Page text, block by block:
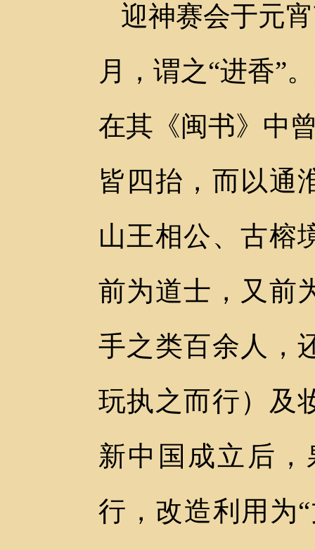
迎神赛会于元
月，谓之“进香”
在其《闽书》中
皆四抬，而以通
山王相公、古榕
前为道士，又前
手之类百余人，
玩执之而行）及
新中国成立后
行，改造利用为